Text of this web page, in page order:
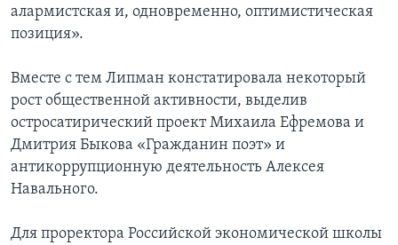
алармистская и, одновременно, оптимистическая
позиция».
Вместе с тем Липман констатировала некоторый
рост общественной активности, выделив
остросатирический проект Михаила Ефремова и
Дмитрия Быкова «Гражданин поэт» и
антикоррупционную деятельность Алексея
Навального.
Для проректора Российской экономической школы